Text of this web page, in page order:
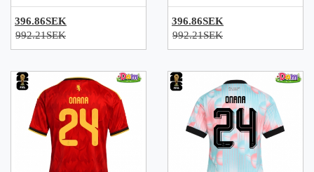
396.86SEK
992.21SEK
396.86SEK
992.21SEK